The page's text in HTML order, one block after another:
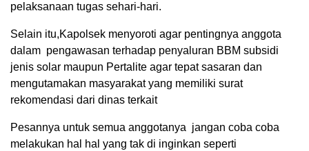
pelaksanaan tugas sehari-hari.
Selain itu,Kapolsek menyoroti agar pentingnya anggota
dalam pengawasan terhadap penyaluran BBM subsidi
jenis solar maupun Pertalite agar tepat sasaran dan
mengutamakan masyarakat yang memiliki surat
rekomendasi dari dinas terkait
Pesannya untuk semua anggotanya jangan coba coba
melakukan hal hal yang tak di inginkan seperti